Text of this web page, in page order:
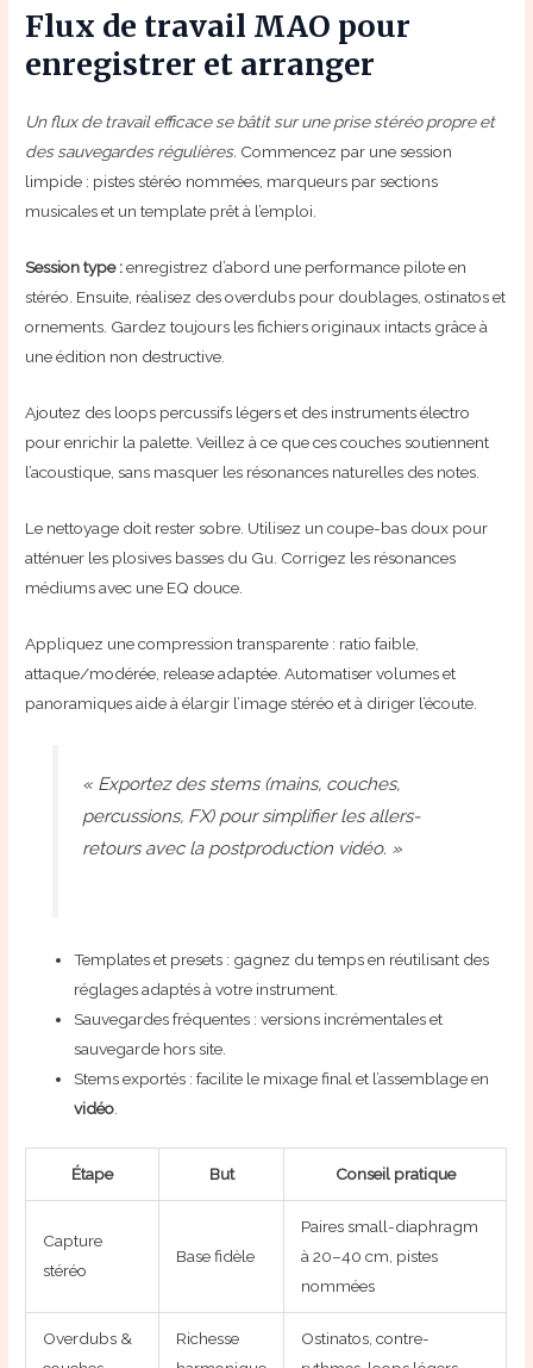
Flux de travail MAO pour
enregistrer et arranger
Un flux de travail efficace se bâtit sur une prise stéréo propre et
des sauvegardes régulières. Commencez par une session
limpide : pistes stéréo nommées, marqueurs par sections
musicales et un template prêt à l’emploi.
Session type :enregistrez d’abord une performance pilote en
stéréo. Ensuite, réalisez des overdubs pour doublages, ostinatos et
ornements. Gardez toujours les fichiers originaux intacts grâce à
une édition non destructive.
Ajoutez des loops percussifs légers et des instruments électro
pour enrichir la palette. Veillez à ce que ces couches soutiennent
l’acoustique, sans masquer les résonances naturelles des notes.
Le nettoyage doit rester sobre. Utilisez un coupe-bas doux pour
atténuer les plosives basses du Gu. Corrigez les résonances
médiums avec une EQ douce.
Appliquez une compression transparente : ratio faible,
attaque/modérée, release adaptée. Automatiser volumes et
panoramiques aide à élargir l’image stéréo et à diriger l’écoute.
« Exportez des stems (mains, couches,
percussions, FX) pour simplifier les allers-
retours avec la postproduction vidéo. »
Templates et presets : gagnez du temps en réutilisant des
réglages adaptés à votre instrument.
Sauvegardes fréquentes : versions incrémentales et
sauvegarde hors site.
Stems exportés : facilite le mixage final et l’assemblage en
vidéo
Étape But Conseil pratique
Capture
stéréo
Base fidèle
Paires small-diaphragm
à 20–40 cm, pistes
nommées
Overdubs &
Richesse
Ostinatos, contre-